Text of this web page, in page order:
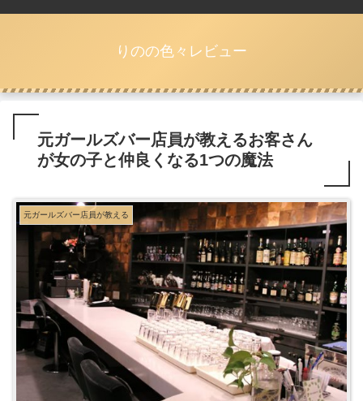
りのの色々レビュー
元ガールズバー店員が教えるお客さん
が女の子と仲良くなる1つの魔法
元ガールズバー店員が教える